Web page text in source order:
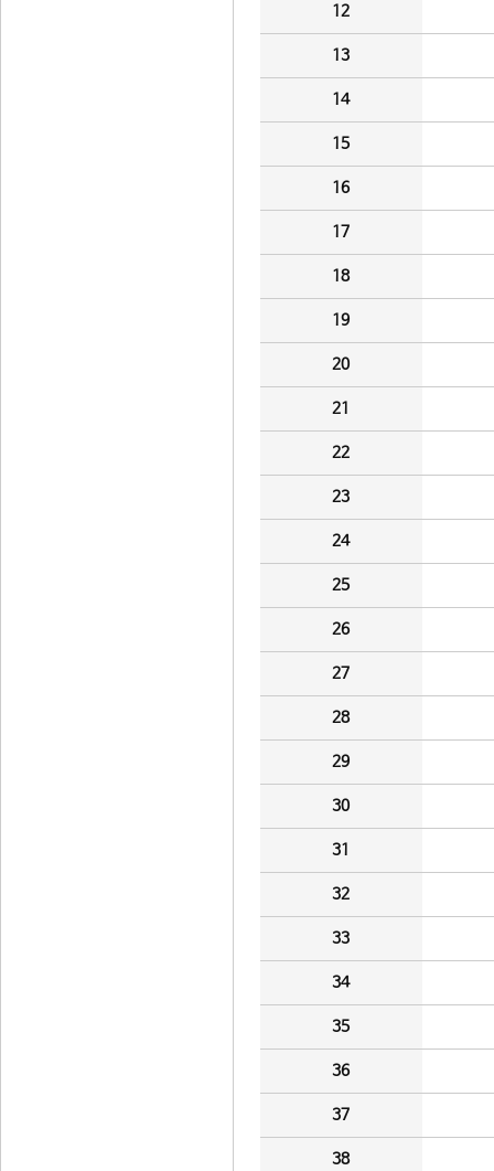
12
13
14
15
16
17
18
19
20
21
22
23
24
25
26
27
28
29
30
31
32
33
34
35
36
37
38